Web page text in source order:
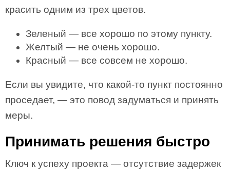
красить одним из трех цветов.
Зеленый — все хорошо по этому пункту.
Желтый — не очень хорошо.
Красный — все совсем не хорошо.
Если вы увидите, что какой-то пункт постоянно
проседает, — это повод задуматься и принять
меры.
Принимать решения быстро
Ключ к успеху проекта — отсутствие задержек